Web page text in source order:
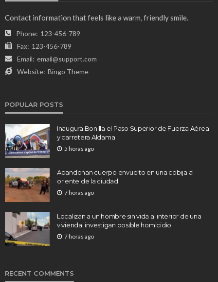
Contact information that feels like a warm, friendly smile.
Phone: 123-456-789
Fax: 123-456-789
Email: email@support.com
Website: Bingo Theme
POPULAR POSTS
Inaugura Bonilla el Paso Superior de Fuerza Aérea
y carretera Aldama
5 horas ago
Abandonan cuerpo envuelto en una cobija al
oriente de la ciudad
7 horas ago
Localizan a un hombre sin vida al interior de una
vivienda; investigan posible homicidio
7 horas ago
RECENT COMMENTS